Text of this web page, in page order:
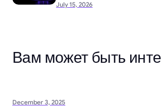
July 15, 2026
Вам может быть
December 3, 2025